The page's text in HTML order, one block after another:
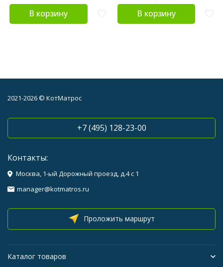
В корзину В корзину
2021-2026 © КотМатрос
+7 (495) 128-23-00
Контакты:
Москва, 1-ый Дорожный проезд, д.4 с 1
manager@kotmatros.ru
Проложить маршрут
Каталог товаров